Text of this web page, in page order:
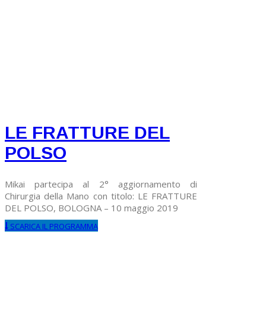
LE FRATTURE DEL
POLSO
Mikai partecipa al 2° aggiornamento di
Chirurgia della Mano con titolo: LE FRATTURE
DEL POLSO, BOLOGNA – 10 maggio 2019
SCARICA IL PROGRAMMA